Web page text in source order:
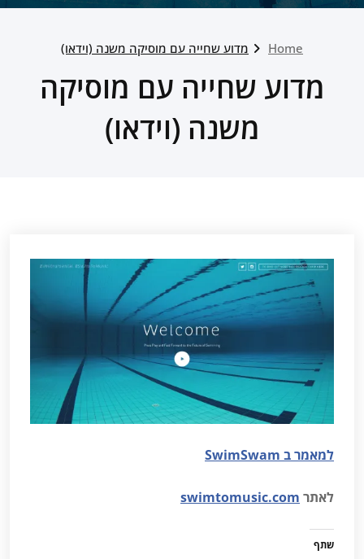
Home מדוע שחייה עם מוסיקה משנה (וידאו)
מדוע שחייה עם מוסיקה
משנה (וידאו)
למאמר ב SwimSwam
לאתר swimtomusic.com
שתף